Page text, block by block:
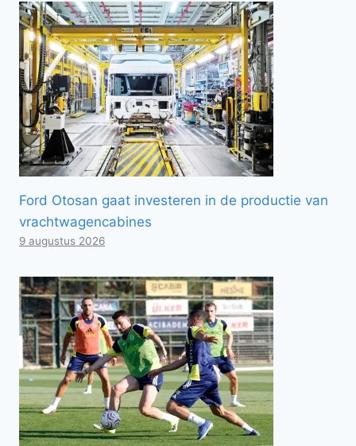
Ford Otosan gaat investeren in de productie van
vrachtwagencabines
9 augustus 2026